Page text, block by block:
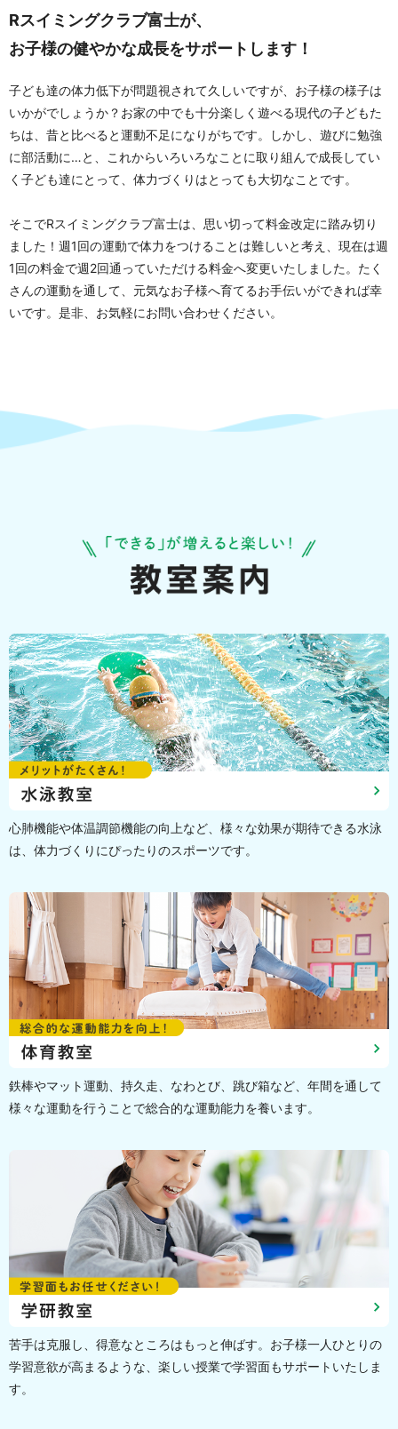
Rスイミングクラブ富士が、
お子様の健やかな成長をサポートします！
子ども達の体力低下が問題視されて久しいですが、お子様の様子は
いかがでしょうか？お家の中でも十分楽しく遊べる現代の子どもた
ちは、昔と比べると運動不足になりがちです。しかし、遊びに勉強
に部活動に…と、これからいろいろなことに取り組んで成長してい
く子ども達にとって、体力づくりはとっても大切なことです。
そこでRスイミングクラブ富士は、思い切って料金改定に踏み切り
ました！週1回の運動で体力をつけることは難しいと考え、現在は週
1回の料金で週2回通っていただける料金へ変更いたしました。たく
さんの運動を通して、元気なお子様へ育てるお手伝いができれば幸
いです。是非、お気軽にお問い合わせください。
心肺機能や体温調節機能の向上など、様々な効果が期待できる水泳
は、体力づくりにぴったりのスポーツです。
鉄棒やマット運動、持久走、なわとび、跳び箱など、年間を通して
様々な運動を行うことで総合的な運動能力を養います。
苦手は克服し、得意なところはもっと伸ばす。お子様一人ひとりの
学習意欲が高まるような、楽しい授業で学習面もサポートいたしま
す。